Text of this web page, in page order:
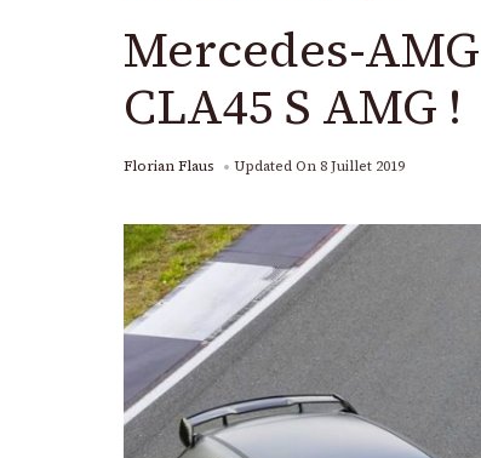
Mercedes-
CLA45 S AMG !
Florian Flaus Updated On 8 Juillet 2019